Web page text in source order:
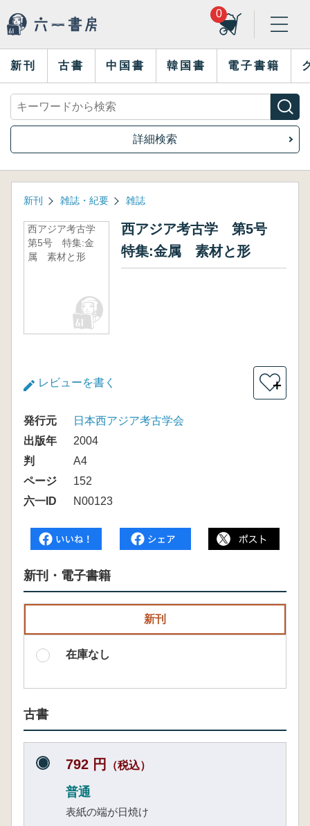
0
新刊 古書 中国書 韓国書 電子書籍
詳細検索
新刊 雑誌・紀要 雑誌
西アジア考古学
第5号 特集:金
属 素材と形
西アジア考古学 第5号
特集:金属 素材と形
レビューを書く ＋
発行元
日本西アジア考古学会
出版年
2004
判
A4
ページ
152
六一ID
N00123
新刊・電子書籍
新刊
在庫なし
古書
792 円 （税込）
普通
表紙の端が日焼け